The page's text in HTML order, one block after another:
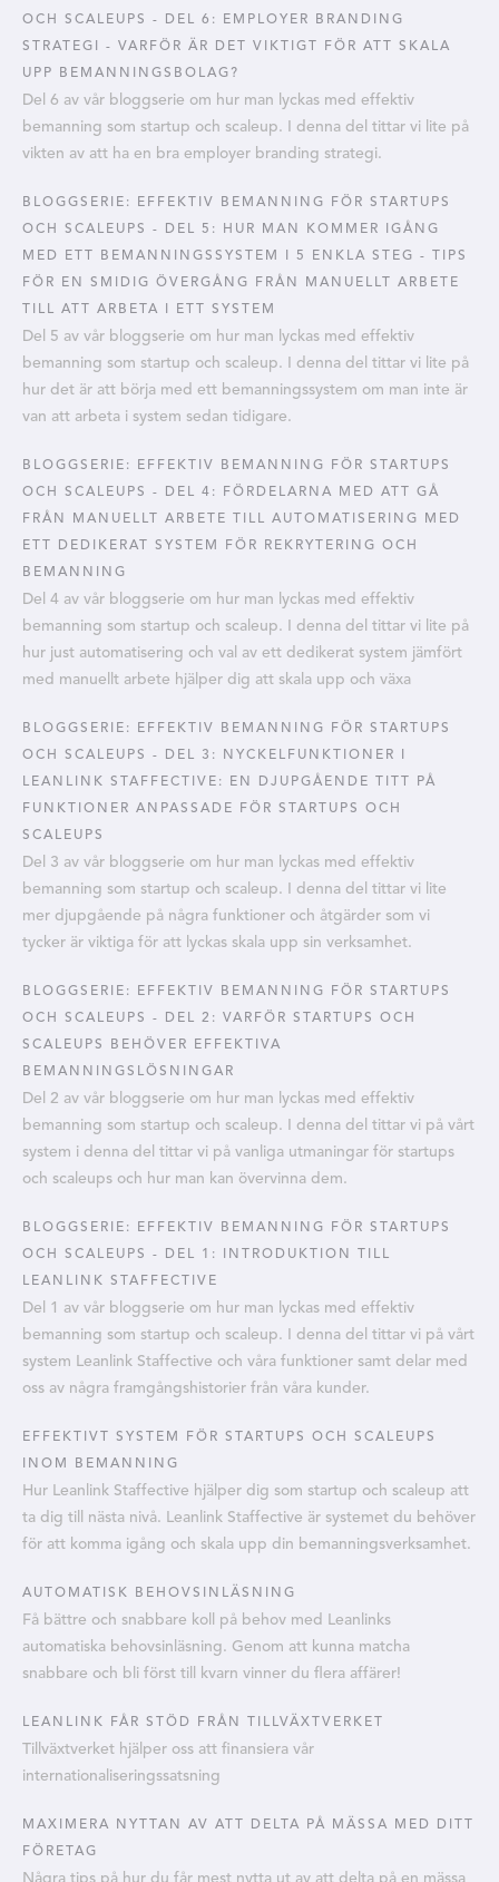
OCH SCALEUPS - DEL 6: EMPLOYER BRANDING
STRATEGI - VARFÖR ÄR DET VIKTIGT FÖR ATT SKALA
UPP BEMANNINGSBOLAG?
Del 6 av vår bloggserie om hur man lyckas med effektiv
bemanning som startup och scaleup. I denna del tittar vi lite på
vikten av att ha en bra employer branding strategi.
BLOGGSERIE: EFFEKTIV BEMANNING FÖR STARTUPS
OCH SCALEUPS - DEL 5: HUR MAN KOMMER IGÅNG
MED ETT BEMANNINGSSYSTEM I 5 ENKLA STEG - TIPS
FÖR EN SMIDIG ÖVERGÅNG FRÅN MANUELLT ARBETE
TILL ATT ARBETA I ETT SYSTEM
Del 5 av vår bloggserie om hur man lyckas med effektiv
bemanning som startup och scaleup. I denna del tittar vi lite på
hur det är att börja med ett bemanningssystem om man inte är
van att arbeta i system sedan tidigare.
BLOGGSERIE: EFFEKTIV BEMANNING FÖR STARTUPS
OCH SCALEUPS - DEL 4: FÖRDELARNA MED ATT GÅ
FRÅN MANUELLT ARBETE TILL AUTOMATISERING MED
ETT DEDIKERAT SYSTEM FÖR REKRYTERING OCH
BEMANNING
Del 4 av vår bloggserie om hur man lyckas med effektiv
bemanning som startup och scaleup. I denna del tittar vi lite på
hur just automatisering och val av ett dedikerat system jämfört
med manuellt arbete hjälper dig att skala upp och växa
BLOGGSERIE: EFFEKTIV BEMANNING FÖR STARTUPS
OCH SCALEUPS - DEL 3: NYCKELFUNKTIONER I
LEANLINK STAFFECTIVE: EN DJUPGÅENDE TITT PÅ
FUNKTIONER ANPASSADE FÖR STARTUPS OCH
SCALEUPS
Del 3 av vår bloggserie om hur man lyckas med effektiv
bemanning som startup och scaleup. I denna del tittar vi lite
mer djupgående på några funktioner och åtgärder som vi
tycker är viktiga för att lyckas skala upp sin verksamhet.
BLOGGSERIE: EFFEKTIV BEMANNING FÖR STARTUPS
OCH SCALEUPS - DEL 2: VARFÖR STARTUPS OCH
SCALEUPS BEHÖVER EFFEKTIVA
BEMANNINGSLÖSNINGAR
Del 2 av vår bloggserie om hur man lyckas med effektiv
bemanning som startup och scaleup. I denna del tittar vi på vårt
system i denna del tittar vi på vanliga utmaningar för startups
och scaleups och hur man kan övervinna dem.
BLOGGSERIE: EFFEKTIV BEMANNING FÖR STARTUPS
OCH SCALEUPS - DEL 1: INTRODUKTION TILL
LEANLINK STAFFECTIVE
Del 1 av vår bloggserie om hur man lyckas med effektiv
bemanning som startup och scaleup. I denna del tittar vi på vårt
system Leanlink Staffective och våra funktioner samt delar med
oss av några framgångshistorier från våra kunder.
EFFEKTIVT SYSTEM FÖR STARTUPS OCH SCALEUPS
INOM BEMANNING
Hur Leanlink Staffective hjälper dig som startup och scaleup att
ta dig till nästa nivå. Leanlink Staffective är systemet du behöver
för att komma igång och skala upp din bemanningsverksamhet.
AUTOMATISK BEHOVSINLÄSNING
Få bättre och snabbare koll på behov med Leanlinks
automatiska behovsinläsning. Genom att kunna matcha
snabbare och bli först till kvarn vinner du flera affärer!
LEANLINK FÅR STÖD FRÅN TILLVÄXTVERKET
Tillväxtverket hjälper oss att finansiera vår
internationaliseringssatsning
MAXIMERA NYTTAN AV ATT DELTA PÅ MÄSSA MED DITT
FÖRETAG
Några tips på hur du får mest nytta ut av att delta på en mässa